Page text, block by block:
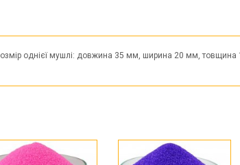
однієї мушлі: довжина 35 мм, ширина 20 мм, товщина